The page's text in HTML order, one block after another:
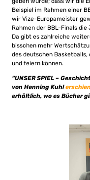
Beispiel im Rahmen einer
wir Vize-Europameister
Rahmen der BBL-Finals
Da gibt es zahlreiche
bisschen mehr
des deutschen
und feiern können.
“UNSER SPIEL –
von Henning Kuhl
erhältlich, wo es Bücher